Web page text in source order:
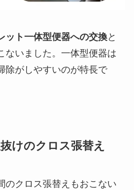
ット一体型便器への交換と
ないました。一体型便器は
除がしやすいのが特長で
けのクロス張替え
のクロス張替えもおこない